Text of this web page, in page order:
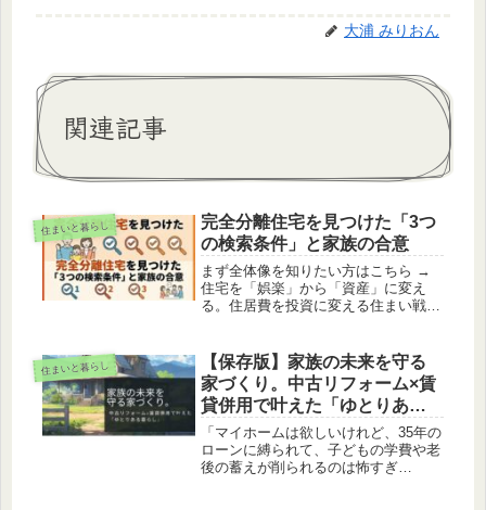
大浦 みりおん
関連記事
住まいと暮らし
完全分離住宅を見つけた「3つ
の検索条件」と家族の合意
まず全体像を知りたい方はこちら →
住宅を「娯楽」から「資産」に変え
る。住居費を投資に変える住まい戦略
成立させるために必要な条件について
説明してきました。今回は実際に私が
賃...
住まいと暮らし
【保存版】家族の未来を守る
家づくり。中古リフォーム×賃
貸併用で叶えた「ゆとりある
暮らし」
「マイホームは欲しいけれど、35年の
ローンに縛られて、子どもの学費や老
後の蓄えが削られるのは怖すぎ